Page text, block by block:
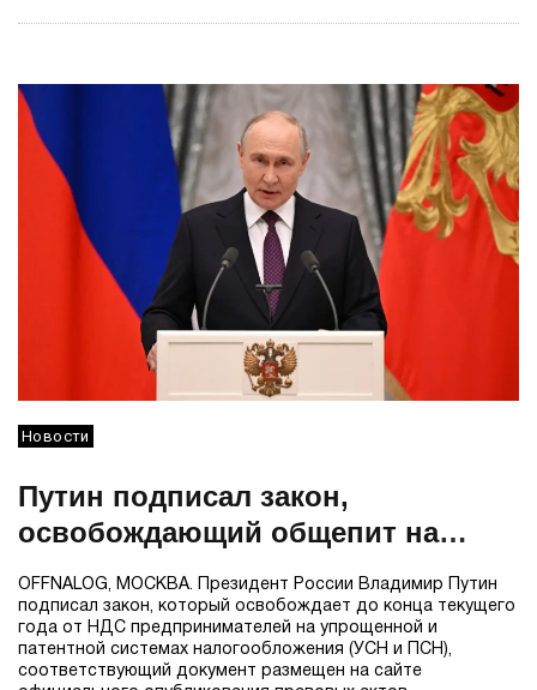
Новости
Путин подписал закон,
освобождающий общепит на
упрощенке и патенте от НДС до
конца 2026 г
OFFNALOG, МОСКВА. Президент России Владимир Путин
подписал закон, который освобождает до конца текущего
года от НДС предпринимателей на упрощенной и
патентной системах налогообложения (УСН и ПСН),
соответствующий документ размещен на сайте